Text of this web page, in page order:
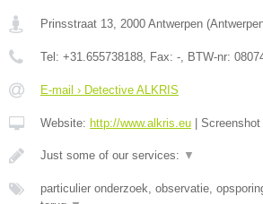
Prinsstraat 13 2000 Antwerpen (
Tel: +31.655738188 , Fax: - , BTW-nr:
E-mail › Detective ALKRIS
Website: http://www.alkris.eu Screenshot
Just some of our services: ▼
particulier onderzoek, observatie,